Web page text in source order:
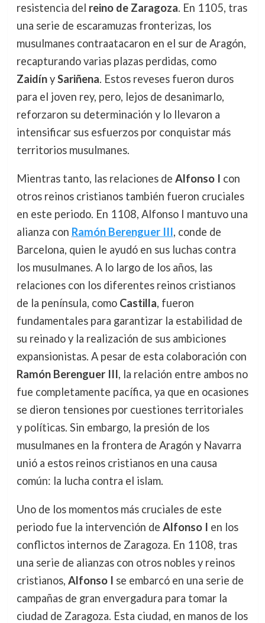
resistencia del reino de Zaragoza. En 1105, tras
una serie de escaramuzas fronterizas, los
musulmanes contraatacaron en el sur de Aragón,
recapturando varias plazas perdidas, como
ZaidínySariñena. Estos reveses fueron duros
para el joven rey, pero, lejos de desanimarlo,
reforzaron su determinación y lo llevaron a
intensificar sus esfuerzos por conquistar más
territorios musulmanes.
Mientras tanto, las relaciones de Alfonso I con
otros reinos cristianos también fueron cruciales
en este periodo. En 1108, Alfonso I mantuvo una
alianza con Ramón Berenguer III, conde de
Barcelona, quien le ayudó en sus luchas contra
los musulmanes. A lo largo de los años, las
relaciones con los diferentes reinos cristianos
de la península, como Castilla, fueron
fundamentales para garantizar la estabilidad de
su reinado y la realización de sus ambiciones
expansionistas. A pesar de esta colaboración con
Ramón Berenguer III, la relación entre ambos no
fue completamente pacífica, ya que en ocasiones
se dieron tensiones por cuestiones territoriales
y políticas. Sin embargo, la presión de los
musulmanes en la frontera de Aragón y Navarra
unió a estos reinos cristianos en una causa
común: la lucha contra el islam.
Uno de los momentos más cruciales de este
periodo fue la intervención de Alfonso I en los
conflictos internos de Zaragoza. En 1108, tras
una serie de alianzas con otros nobles y reinos
cristianos, Alfonso I se embarcó en una serie de
campañas de gran envergadura para tomar la
ciudad de Zaragoza. Esta ciudad, en manos de los